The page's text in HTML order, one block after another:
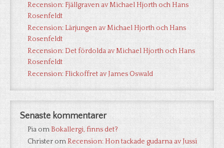
Recension: Fjällgraven av Michael Hjorth och Hans
Rosenfeldt
Recension: Lärjungen av Michael Hjorth och Hans
Rosenfeldt
Recension: Det fördolda av Michael Hjorth och Hans
Rosenfeldt
Recension: Flickoffret av James Oswald
Senaste kommentarer
PiaomBokallergi, finns det?
ChristeromRecension: Hon tackade gudarna av Jussi